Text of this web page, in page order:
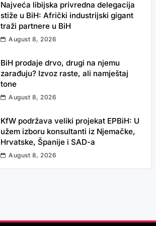
Najveća libijska privredna delegacija
stiže u BiH: Afrički industrijski gigant
traži partnere u BiH
August 8, 2026
BiH prodaje drvo, drugi na njemu
zarađuju? Izvoz raste, ali namještaj
tone
August 8, 2026
KfW podržava veliki projekat EPBiH: U
užem izboru konsultanti iz Njemačke,
Hrvatske, Španije i SAD-a
August 8, 2026